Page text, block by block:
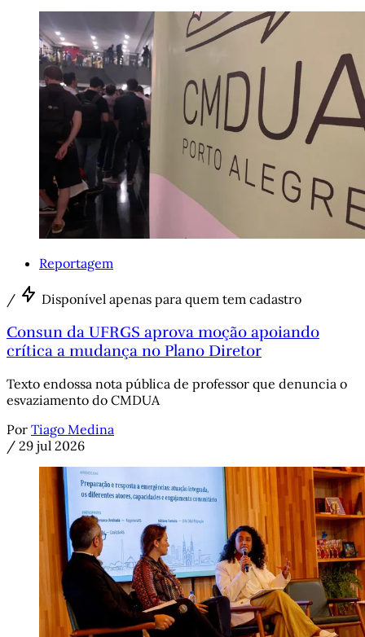
Reportagem
/ Disponível apenas para quem tem cadastro
Consun da UFRGS aprova moção apoiando
crítica a mudança no Plano Diretor
Texto endossa nota pública de professor que denuncia o
esvaziamento do CMDUA
Por Tiago Medina
/ 29 jul 2026